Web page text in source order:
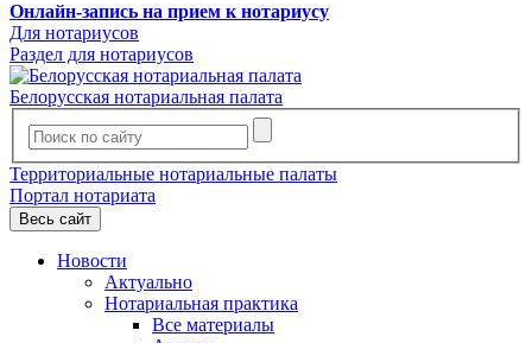
Онлайн-запись на прием к нотариусу
Для нотариусов
Раздел для нотариусов
Белорусская нотариальная палата
Территориальные нотариальные палаты
Портал нотариата
Весь сайт
Новости
Актуально
Нотариальная практика
Все материалы